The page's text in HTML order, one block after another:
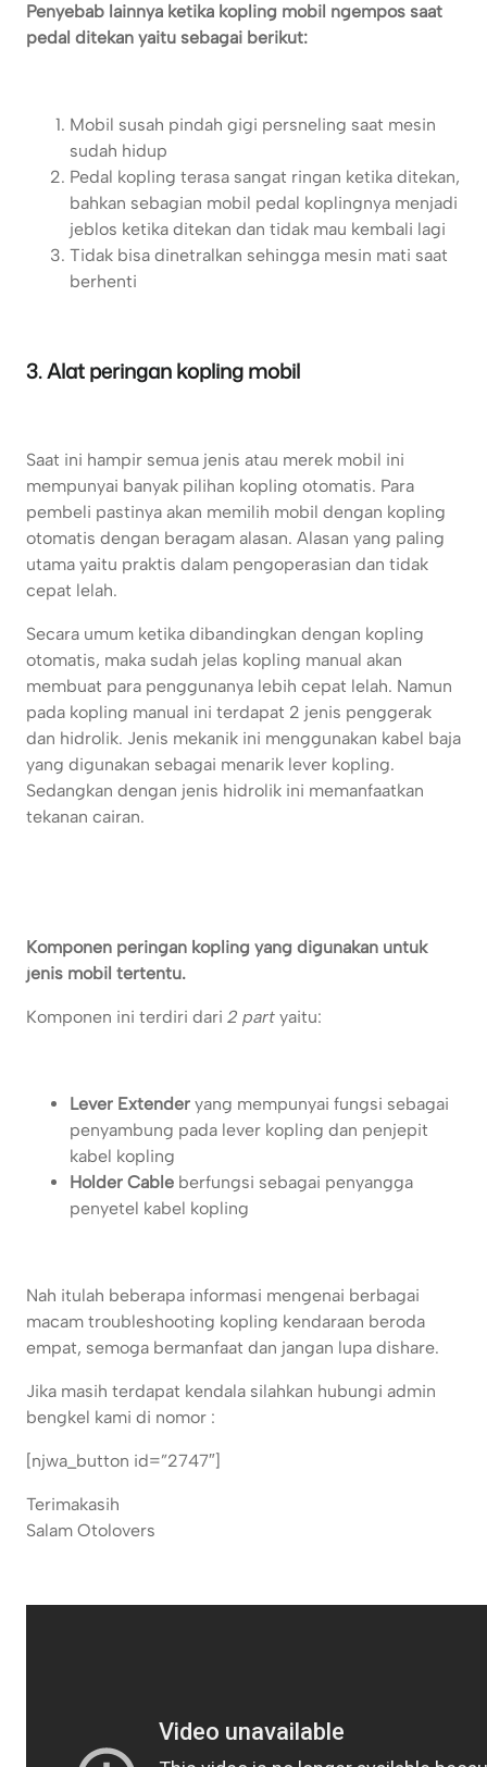
Penyebab lainnya ketika kopling mobil ngempos saat
pedal ditekan yaitu sebagai berikut:
Mobil susah pindah gigi persneling saat mesin
sudah hidup
Pedal kopling terasa sangat ringan ketika ditekan,
bahkan sebagian mobil pedal koplingnya menjadi
jeblos ketika ditekan dan tidak mau kembali lagi
Tidak bisa dinetralkan sehingga mesin mati saat
berhenti
3. Alat peringan kopling mobil
Saat ini hampir semua jenis atau merek mobil ini
mempunyai banyak pilihan kopling otomatis. Para
pembeli pastinya akan memilih mobil dengan kopling
otomatis dengan beragam alasan. Alasan yang paling
utama yaitu praktis dalam pengoperasian dan tidak
cepat lelah.
Secara umum ketika dibandingkan dengan kopling
otomatis, maka sudah jelas kopling manual akan
membuat para penggunanya lebih cepat lelah. Namun
pada kopling manual ini terdapat 2 jenis penggerak
dan hidrolik. Jenis mekanik ini menggunakan kabel baja
yang digunakan sebagai menarik lever kopling.
Sedangkan dengan jenis hidrolik ini memanfaatkan
tekanan cairan.
Komponen peringan kopling yang digunakan untuk
jenis mobil tertentu.
Komponen ini terdiri dari 2 part yaitu:
Lever Extender yang mempunyai fungsi sebagai
penyambung pada lever kopling dan penjepit
kabel kopling
Holder Cable berfungsi sebagai penyangga
penyetel kabel kopling
Nah itulah beberapa informasi mengenai berbagai
macam troubleshooting kopling kendaraan beroda
empat, semoga bermanfaat dan jangan lupa dishare.
Jika masih terdapat kendala silahkan hubungi admin
bengkel kami di nomor :
[njwa_button id=”2747″]
Terimakasih
Salam Otolovers